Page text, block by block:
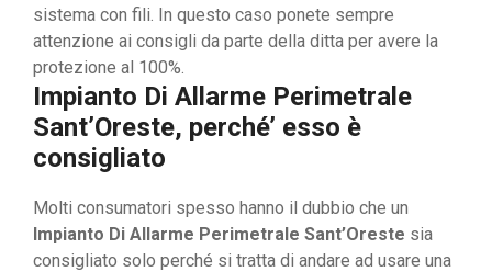
sistema con fili. In questo caso ponete sempre
attenzione ai consigli da parte della ditta per avere la
protezione al 100%.
Impianto Di Allarme Perimetrale
Sant’Oreste, perché’ esso è
consigliato
Molti consumatori spesso hanno il dubbio che un
Impianto Di Allarme Perimetrale Sant’Oreste sia
consigliato solo perché si tratta di andare ad usare una